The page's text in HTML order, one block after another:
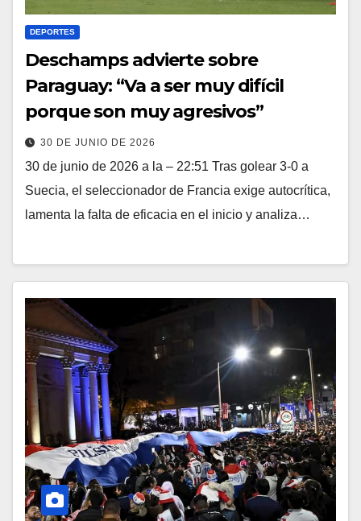
DEPORTES
Deschamps advierte sobre
Paraguay: “Va a ser muy difícil
porque son muy agresivos”
30 DE JUNIO DE 2026
30 de junio de 2026 a la – 22:51 Tras golear 3-0 a
Suecia, el seleccionador de Francia exige autocrítica,
lamenta la falta de eficacia en el inicio y analiza…